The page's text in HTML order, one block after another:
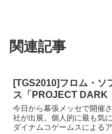
関連記事
[TGS2010]フロム・ソ
ス「PROJECT DARK
今日から幕張メッセで開催
社が出展。個人的に最も気
ダイナムコゲームスによる